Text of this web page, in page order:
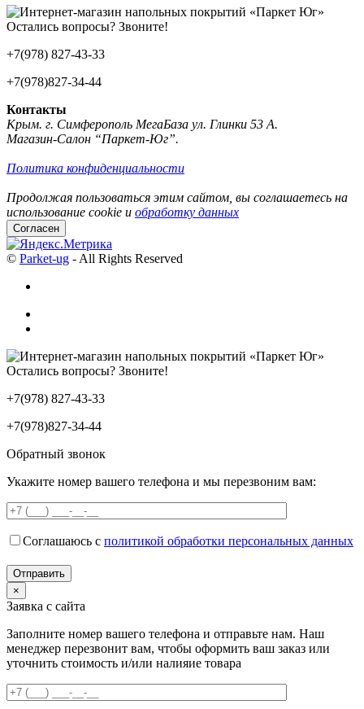
Остались вопросы? Звоните!
+7(978) 827-43-33
+7(978)827-34-44
Контакты
Крым. г. Симферополь МегаБаза ул. Глинки 53 А.
Магазин-Салон “Паркет-Юг”.
Политика конфиденциальности
Продолжая пользоваться этим сайтом, вы соглашаетесь на
использование cookie и обработку данных
Согласен
© Parket-ug - All Rights Reserved
Остались вопросы? Звоните!
+7(978) 827-43-33
+7(978)827-34-44
Обратный звонок
Укажите номер вашего телефона и мы перезвоним вам:
Соглашаюсь с политикой обработки персональных данных
×
Заявка с сайта
Заполните номер вашего телефона и отправьте нам. Наш
менеджер перезвонит вам, чтобы оформить ваш заказ или
уточнить стоимость и/или налияие товара